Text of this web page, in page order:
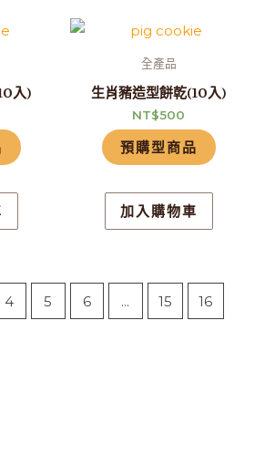
入)
全產品
生肖豬造型餅乾(10入)
NT$500
預購型商品
加入購物車
4 5 6 ... 15 16